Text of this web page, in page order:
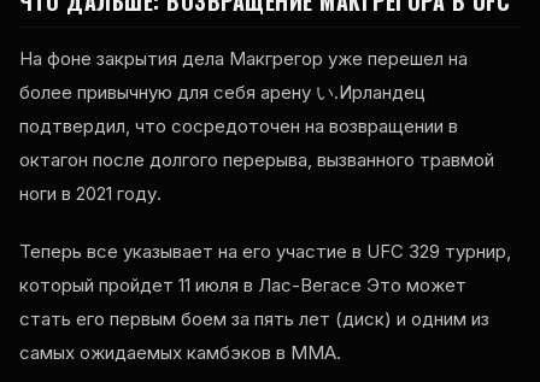
На фоне закрытия дела Макгрегор уже перешел на
более привычную для себя арену い.Ирландец
подтвердил, что сосредоточен на возвращении в
октагон после долгого перерыва, вызванного травмой
ноги в 2021 году.
Теперь все указывает на его участие в UFC 329 турнир,
который пройдет 11 июля в Лас-Вегасе Это может
стать его первым боем за пять лет (диск) и одним из
самых ожидаемых камбэков в ММА.